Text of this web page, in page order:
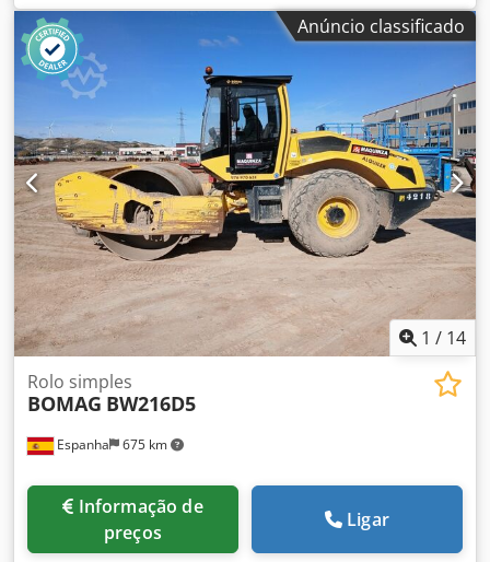
(C x L x A): 253 x 127 x 257 cm
Anúncio classificado
1 / 14
Espanha 675 km
Rolo simples
BOMAG BW216D5
preços
Ligar